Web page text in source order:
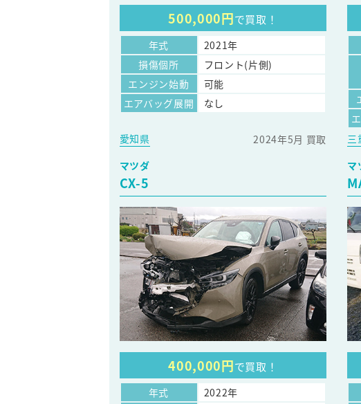
500,000円で買取！
年式
2021年
損傷個所
フロント(片側)
エンジン始動
可能
エアバッグ展開
なし
愛知県 2024年5月 買取
三
マツダ
CX-5
400,000円で買取！
年式
2022年
マ